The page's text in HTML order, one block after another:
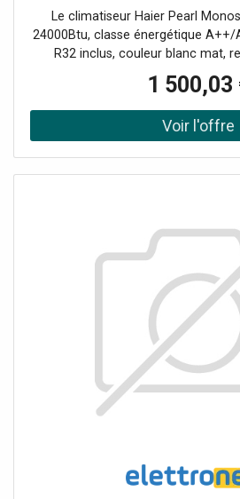
Le climatiseur Haier Pearl
24000Btu, classe énergétique
R32 inclus, couleur blanc mat,
Tundra.Le prix comprend : l'unité
- AABQG0E00) l'unité
AABSY0E00) Télécommande
intégrée Wi-Fi pour contrôler à
1 500,03